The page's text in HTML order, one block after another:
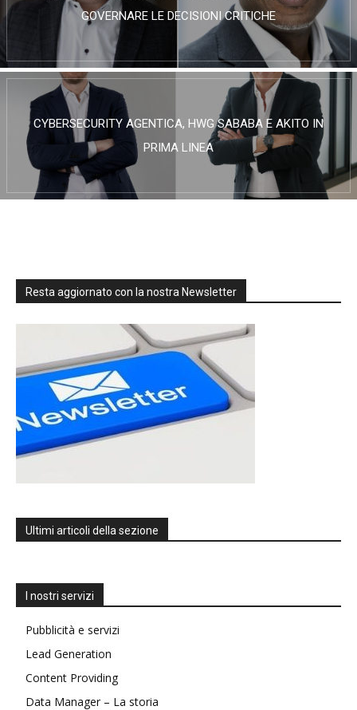
GOVERNARE LE DECISIONI CRITICHE
CYBERSECURITY AGENTICA, HWG SABABA E AKITO IN
PRIMA LINEA
Resta aggiornato con la nostra Newsletter
Ultimi articoli della sezione
I nostri servizi
Pubblicità e servizi
Lead Generation
Content Providing
Data Manager – La storia